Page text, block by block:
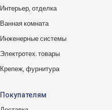
Интерьер, отделка
Ванная комната
Инженерные системы
Электротех. товары
Крепеж, фурнитура
Покупателям